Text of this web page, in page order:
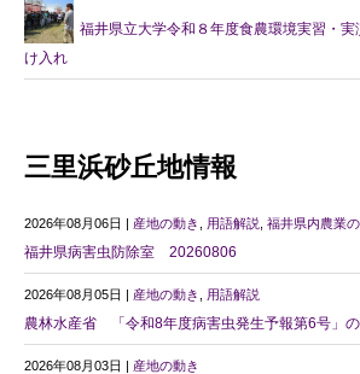
福井県立大学令和８年度食農環境実習・
け入れ
三里浜砂丘地情報
2026年08月06日 | 産地の動き 用語解説 福井県内農業
福井県病害虫防除室 20260806
2026年08月05日 | 産地の動き 用語解説
農林水産省 「令和8年度病害虫発生予報第6号」
2026年08月03日 | 産地の動き